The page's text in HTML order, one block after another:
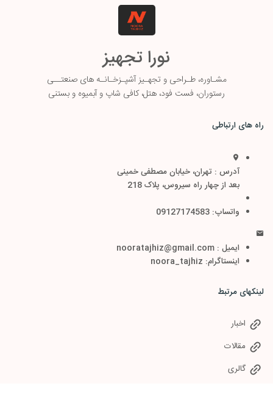
راه های ارتباطی
آدرس : تهران، خیابان مصطفی خمینی
بعد از چهار راه سیروس، پلاک 218
واتساپ: 09127174583
ایمیل : nooratajhiz@gmail.com
اینستاگرام: noora_tajhiz
نورا تجهیز
مشـاوره، طـراحی و تجهـیز آشپـزخـانـه های صنعتــی
رستوران، فست فود، هتل، کافی شاپ و آبمیوه و بستنی
لینکهای مرتبط
اخبار
مقالات
گالری